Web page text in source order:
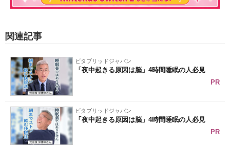
関連記事
ビタブリッドジャパン
「夜中起きる原因は脳」4時間睡眠の人必見
PR
ビタブリッドジャパン
「夜中起きる原因は脳」4時間睡眠の人必見
PR